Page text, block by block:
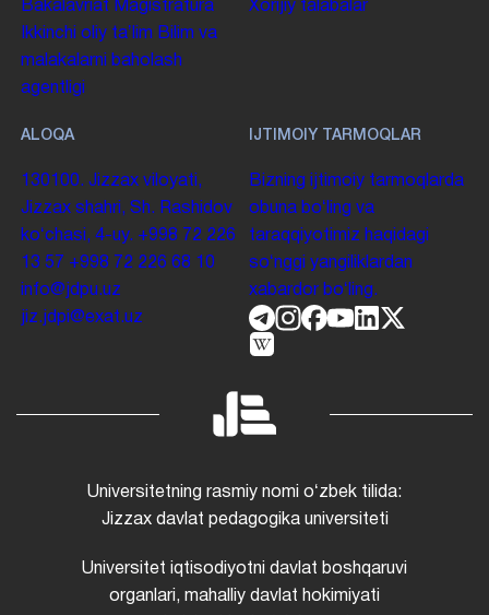
Bakalavriat Magistratura
Ikkinchi oliy taʼlim Bilim va
malakalarni baholash
agentligi
Xorijiy talabalar
ALOQA
130100. Jizzax viloyati,
Jizzax shahri, Sh. Rashidov
koʻchasi, 4-uy. +998 72 226
13 57 +998 72 226 68 10
info@jdpu.uz
jiz.jdpi@exat.uz
IJTIMOIY TARMOQLAR
Bizning ijtimoiy tarmoqlarda
obuna boʻling va
taraqqiyotimiz haqidagi
soʻnggi yangiliklardan
xabardor boʻling.
Universitetning rasmiy nomi oʻzbek tilida:
Jizzax davlat pedagogika universiteti
Universitet iqtisodiyotni davlat boshqaruvi
organlari, mahalliy davlat hokimiyati